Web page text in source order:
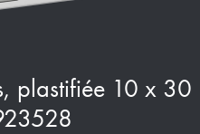
plastifiée 10 x 30